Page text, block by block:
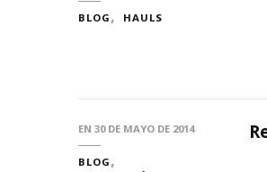
BLOG HAULS
EN 30 DE MAYO DE 2014
BLOG